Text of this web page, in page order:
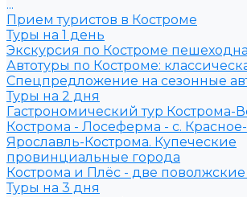
...
Прием туристов в Костроме
Туры на 1 день
Экскурсия по Костроме
Автотуры по Костроме:
Спецпредложение на сезонные
Туры на 2 дня
Гастрономический тур Кострома-
Кострома - Лосеферма - с.
Ярославль-Кострома. Купеческие
провинциальные города
Кострома и Плёс - две
Туры на 3 дня